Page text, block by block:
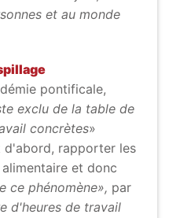
et au monde
pontificale,
exclu de la table de
concrètes»
d'abord, rapporter les
et donc
ce phénomène», par
d'heures de travail